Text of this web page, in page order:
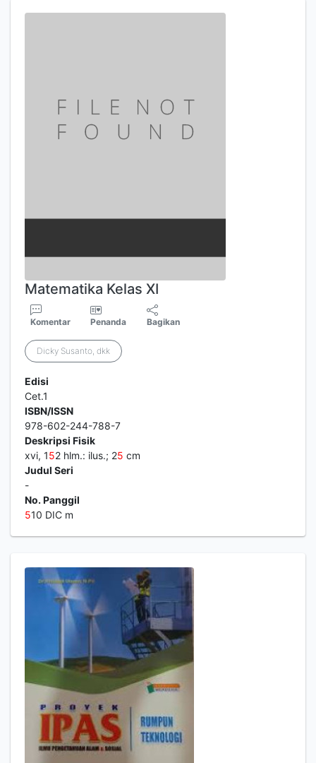
Matematika Kelas XI
Komentar Penanda Bagikan
Dicky Susanto, dkk
Edisi
Cet.1
ISBN/ISSN
978-602-244-788-7
Deskripsi Fisik
xvi, 152 hlm.: ilus.; 25 cm
Judul Seri
-
No. Panggil
510 DIC m